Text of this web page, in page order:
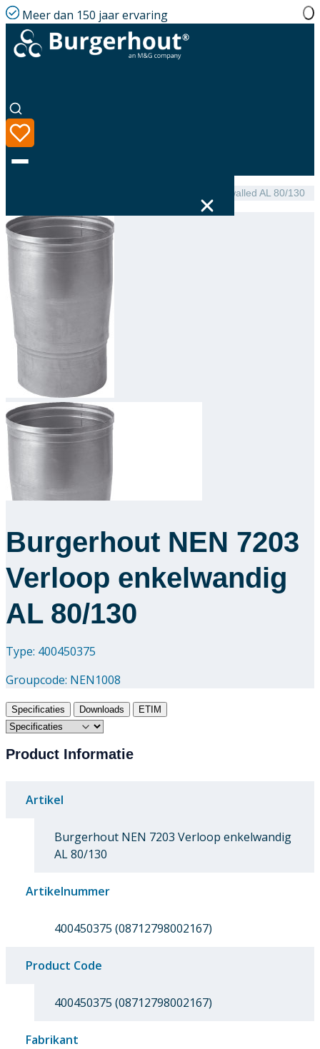
Meer dan 150 jaar ervaring
Taal
Oplossingen
Downloads
Academy
Over ons
NEN 7203 Expander single-walled AL 80/130
Burgerhout NEN 7203
Verloop enkelwandig
AL 80/130
Type: 400450375
Groupcode: NEN1008
Specificaties Downloads ETIM
Product Informatie
Artikel
Burgerhout NEN 7203 Verloop enkelwandig
AL 80/130
Artikelnummer
400450375 (08712798002167)
Product Code
400450375 (08712798002167)
Fabrikant